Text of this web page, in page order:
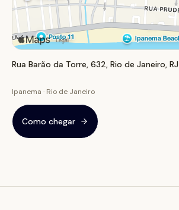
Rua Barão da Torre, 632, Rio de Janeiro, RJ
Ipanema · Rio de Janeiro
Como chegar